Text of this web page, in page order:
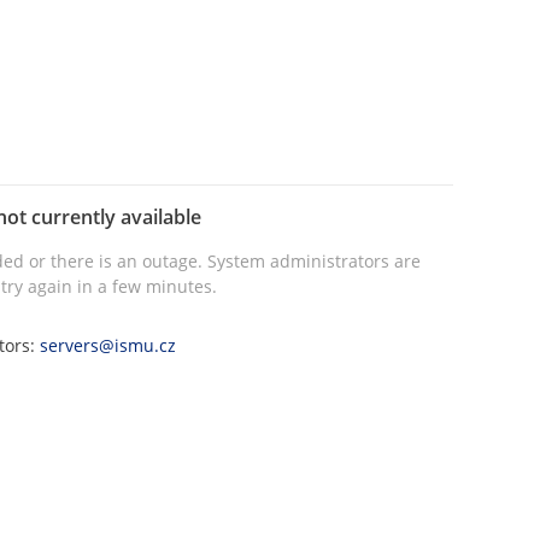
currently available
or there is an outage. System administrators are
again in a few minutes.
servers@ismu.cz